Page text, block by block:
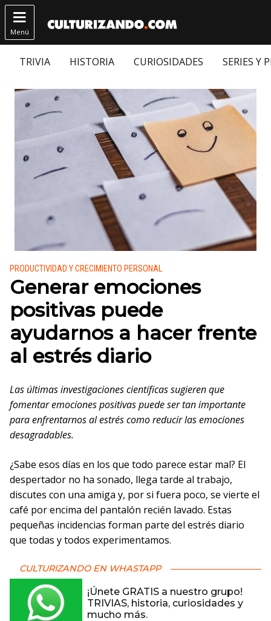

Menú
TRIVIA HISTORIA CURIOSIDADES SERIES Y
Publicado en:
PRODUCTIVIDAD Y CRECIMIENTO PERSONAL
Generar emociones
positivas puede
ayudarnos a hacer frente
al estrés diario
Las últimas investigaciones científicas sugieren que
fomentar emociones positivas puede ser tan importante
para enfrentarnos al estrés como reducir las emociones
desagradables.
¿Sabe esos días en los que todo parece estar mal? El
despertador no ha sonado, llega tarde al trabajo,
discutes con una amiga y, por si fuera poco, se vierte el
café por encima del pantalón recién lavado. Estas
pequeñas incidencias forman parte del estrés diario
que todas y todos experimentamos.
CULTURIZANDO EN WHASTAPP
¡Únete GRATIS a nuestro grupo!
TRIVIAS, historia, curiosidades y
mucho más.